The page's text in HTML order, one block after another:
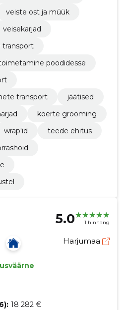
veiste ost ja müük
veisekarjad
transport
poodidesse
transport
jäätised
koerte grooming
wrap'id
teede ehitus
5.0 1 hinnang
Harjumaa
18 282 €